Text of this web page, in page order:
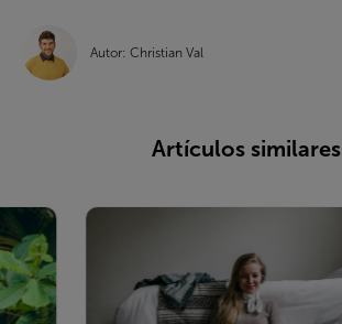
Autor: Christian Val
Artículos similares